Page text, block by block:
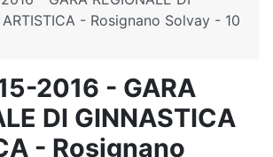
- Rosignano Solvay - 10
2016 - GARA
DI GINNASTICA
- Rosignano